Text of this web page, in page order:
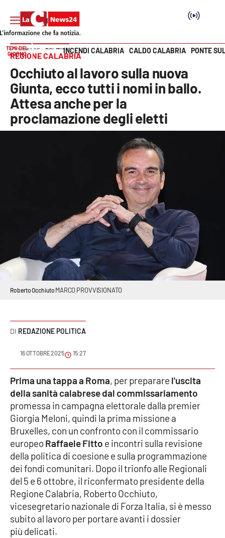
SEZIONI
Cronaca
Politica
Sanità
Sport
Cultura
Meteo
VIDEO
Ambiente
Cronaca
Cultura
Economia e Lavoro
Politica
Vai
TEMI DEL
GIORNO
INCENDI CALABRIA CALDO CALABRIA PONTE
HOME PAGE POLITICA
REGIONE CALABRIA
Occhiuto al lavoro sulla nuova
Giunta, ecco tutti i nomi in ballo.
Attesa anche per la
proclamazione degli eletti
Roberto Occhiuto MARCO PROVVISIONATO
REDAZIONE POLITICA
16 OTTOBRE 2025 15:27
Prima una tappa a Roma, per preparare l'uscita
della sanità calabrese dal commissariamento
promessa in campagna elettorale dalla premier
Giorgia Meloni, quindi la prima missione a
Bruxelles, con un confronto con il commissario
europeoRaffaele Fitto e incontri sulla revisione
della politica di coesione e sulla programmazione
dei fondi comunitari. Dopo il trionfo alle Regionali
del 5 e 6 ottobre, il riconfermato presidente della
Regione Calabria, Roberto Occhiuto,
vicesegretario nazionale di Forza Italia, si è messo
subito al lavoro per portare avanti i dossier
più delicati.